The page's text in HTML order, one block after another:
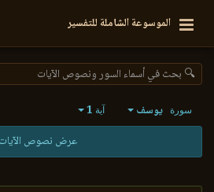
الموسوعة الشاملة للتفسير
🔍 بحث في أسماء السور ونصوص الآيات
سورة يوسف آية 1
عرض نصوص الآيات